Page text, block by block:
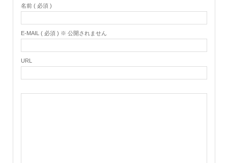
名前 ( 必須 )
E-MAIL ( 必須 ) ※ 公開されません
URL